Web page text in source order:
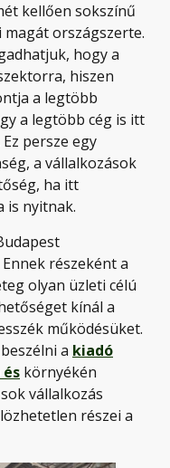
kellően sokszínű
országszerte.
hogy a
hiszen
a legtöbb
a legtöbb cég is itt
persze egy
a vállalkozások
ha itt
is nyitnak.
részeként a
olyan üzleti célú
kínál a
működésüket.
a kiadó
környékén
vállalkozás
részei a